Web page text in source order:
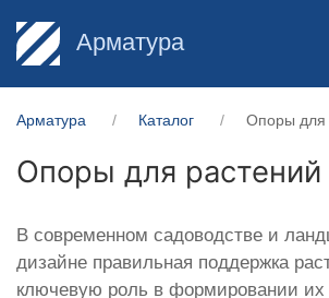
Арматура
Арматура Каталог Опоры для
Опоры для растений
В современном садоводстве и
дизайне правильная поддержка
ключевую роль в формировании их